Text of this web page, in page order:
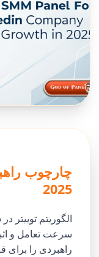
چارچوب
2025
سرعت تعامل و
راهبردی را